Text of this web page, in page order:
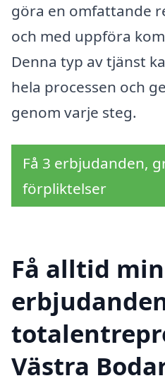
göra en omfattande
och med uppföra
Denna typ av tjänst
hela processen och
genom varje steg.
Få 3 erbjudanden,
förpliktelser
Få alltid
Västra